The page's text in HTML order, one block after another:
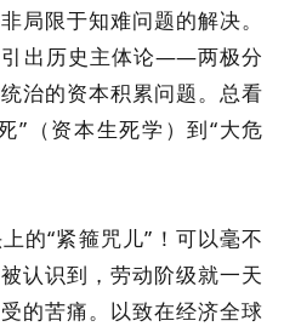
局限于知难问题的解决。
出历史主体论——两极分
治的资本积累问题。总看
”（资本生死学）到“大危
的“紧箍咒儿”！可以毫不
认识到，劳动阶级就一天
的苦痛。以致在经济全球